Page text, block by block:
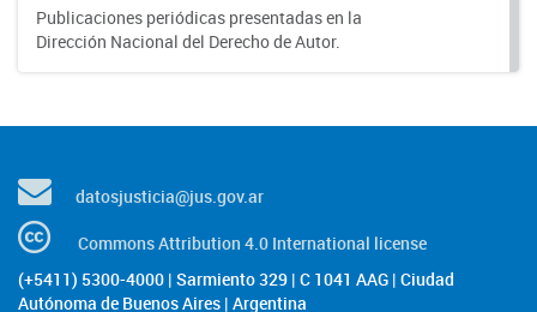
Publicaciones periódicas presentadas en la
Dirección Nacional del Derecho de Autor.
datosjusticia@jus.gov.ar
Commons Attribution 4.0 International license
(+5411) 5300-4000 | Sarmiento 329 | C 1041 AAG | Ciudad
Autónoma de Buenos Aires | Argentina